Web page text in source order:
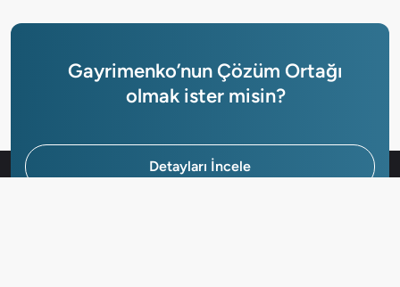
Gayrimenko’nun Çözüm Ortağı
olmak ister misin?
Detayları İncele